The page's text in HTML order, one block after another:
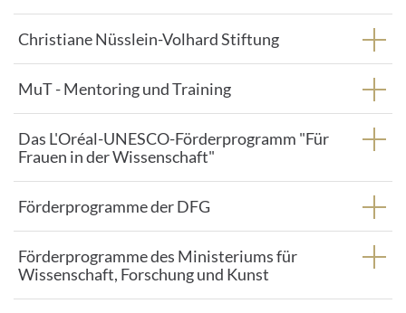
Christiane Nüsslein-Volhard Stiftung
MuT - Mentoring und Training
Das L'Oréal-UNESCO-Förderprogramm "Für
Frauen in der Wissenschaft"
Förderprogramme der DFG
Förderprogramme des Ministeriums für
Wissenschaft, Forschung und Kunst